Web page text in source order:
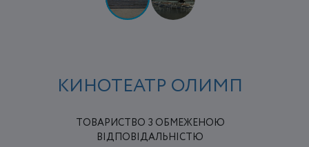
КИНОТЕАТР ОЛИМП
ТОВАРИСТВО З ОБМЕЖЕНОЮ
ВІДПОВІДАЛЬНІСТЮ